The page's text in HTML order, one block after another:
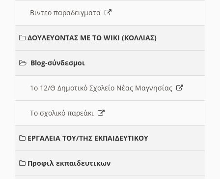
Βιντεο παραδειγματα
ΔΟΥΛΕΥΟΝΤΑΣ ΜΕ ΤΟ WIKI (ΚΟΛΛΙΑΣ)
Blog-σύνδεσμοι
1ο 12/Θ Δημοτικό Σχολείο Νέας Μαγνησίας
Το σχολικό παρεάκι
ΕΡΓΑΛΕΙΑ ΤΟΥ/ΤΗΣ ΕΚΠΑΙΔΕΥΤΙΚΟΥ
Προφιλ εκπαιδευτικων